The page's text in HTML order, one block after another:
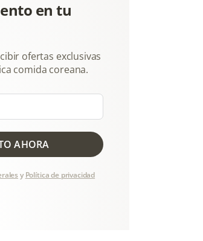
en tu
ofertas exclusivas
comida coreana.
AHORA
y Política de privacidad